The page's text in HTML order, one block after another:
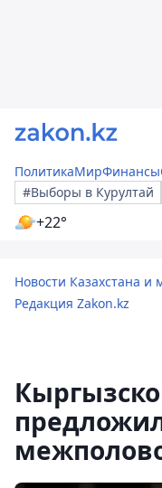
ПолитикаМирФинансы
#Выборы в Курултай
+22°
Новости Казахстана и
Редакция Zakon.kz